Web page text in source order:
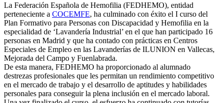
La Federación Española de Hemofilia (FEDHEMO), entidad
perteneciente a COCEMFE, ha culminado con éxito el I curso del
Plan Formativo para Personas con Discapacidad y Hemofilia en la
especialidad de ‘Lavandería Industrial’ en el que han participado 16
personas en Madrid y que ha contado con prácticas en Centros
Especiales de Empleo en las Lavanderías de ILUNION en Vallecas,
Mejorada del Campo y Fuenlabrada.
De esta manera, FEDHEMO ha proporcionado al alumnado
destrezas profesionales que les permitan un rendimiento competitivo
en el mercado de trabajo y el desarrollo de aptitudes y habilidades
personales para conseguir la plena inclusión en el mercado laboral.